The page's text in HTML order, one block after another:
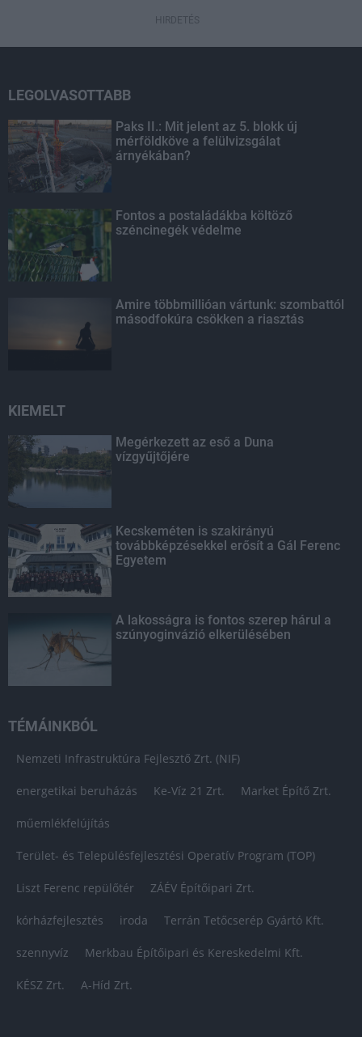
HIRDETÉS
LEGOLVASOTTABB
Paks II.: Mit jelent az 5. blokk új
mérföldköve a felülvizsgálat
árnyékában?
Fontos a postaládákba költöző
széncinegék védelme
Amire többmillióan vártunk: szombattól
másodfokúra csökken a riasztás
KIEMELT
Megérkezett az eső a Duna
vízgyűjtőjére
Kecskeméten is szakirányú
továbbképzésekkel erősít a Gál Ferenc
Egyetem
A lakosságra is fontos szerep hárul a
szúnyoginvázió elkerülésében
TÉMÁINKBÓL
Nemzeti Infrastruktúra Fejlesztő Zrt. (NIF)
energetikai beruházás Ke-Víz 21 Zrt. Market Építő Zrt.
műemlékfelújítás
Terület- és Településfejlesztési Operatív Program (TOP)
Liszt Ferenc repülőtér ZÁÉV Építőipari Zrt.
kórházfejlesztés iroda Terrán Tetőcserép Gyártó Kft.
szennyvíz Merkbau Építőipari és Kereskedelmi Kft.
KÉSZ Zrt. A-Híd Zrt.